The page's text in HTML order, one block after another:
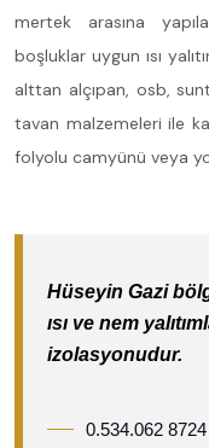
mertek arasına
boşluklar uygun ısı
alttan alçıpan, osb,
tavan malzemeleri ile
folyolu camyünü veya
Hüseyin Gazi
ısı ve nem
izolasyonudur.
0.534.062 8724